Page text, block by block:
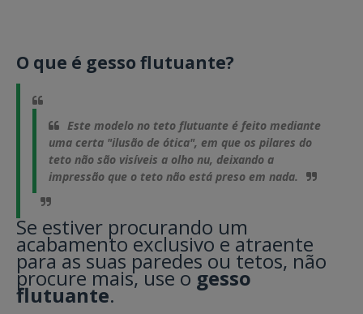
O que é gesso flutuante?
Este modelo no teto flutuante é feito mediante
uma certa "ilusão de ótica", em que os pilares do
teto não são visíveis a olho nu, deixando a
impressão que o teto não está preso em nada.
Se estiver procurando um
acabamento exclusivo e atraente
para as suas paredes ou tetos, não
procure mais, use o gesso
flutuante.